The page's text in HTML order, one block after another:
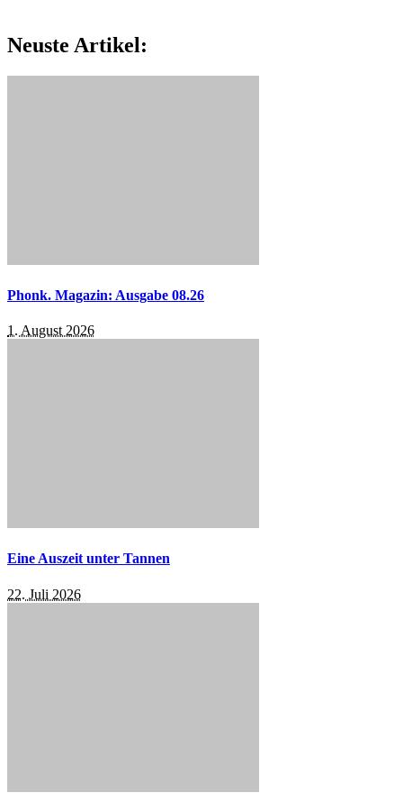
Neuste Artikel:
Phonk. Magazin: Ausgabe 08.26
1. August 2026
Eine Auszeit unter Tannen
22. Juli 2026